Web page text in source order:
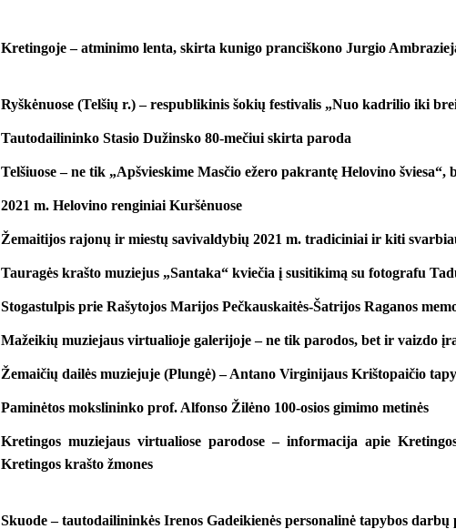
Kretingoje – atminimo lenta, skirta kunigo pranciškono Jurgio
Ryškėnuose (Telšių r.) – respublikinis šokių festivalis „Nuo kadrilio iki
Tautodailininko Stasio Dužinsko 80-mečiui skirta paroda
Telšiuose – ne tik „Apšvieskime Masčio ežero pakrantę Helovino
2021 m. Helovino renginiai Kuršėnuose
Žemaitijos rajonų ir miestų savivaldybių 2021 m. tradiciniai ir kiti
Tauragės krašto muziejus „Santaka“ kviečia į susitikimą su fotografu
Stogastulpis prie Rašytojos Marijos Pečkauskaitės-Šatrijos Raganos
Mažeikių muziejaus virtualioje galerijoje – ne tik parodos, bet ir vaizdo
Žemaičių dailės muziejuje (Plungė) – Antano Virginijaus Krištopaičio
Paminėtos mokslininko prof. Alfonso Žilėno 100-osios gimimo metinės
Kretingos muziejaus virtualiose parodose – informacija apie
Kretingos krašto žmones
Skuode – tautodailininkės Irenos Gadeikienės personalinė tapybos darbų